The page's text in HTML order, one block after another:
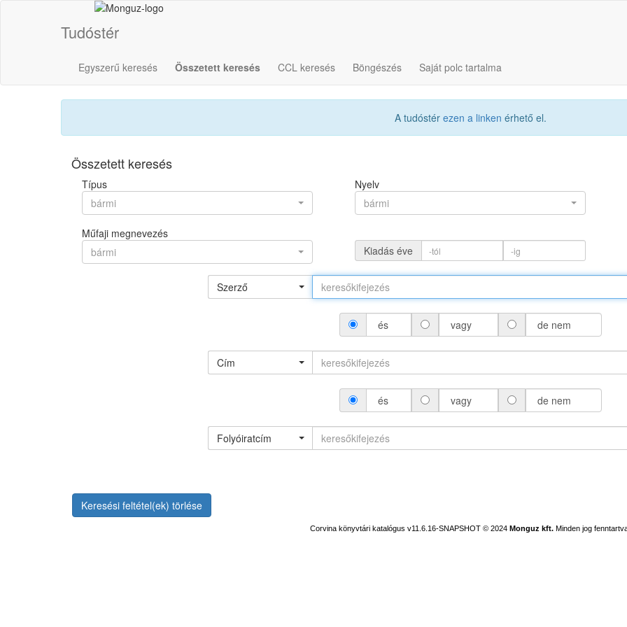
Tudóstér
Egyszerű keresés Összetett keresés CCL keresés Böngészés Saját polc tartalma
A tudóstér ezen a linken érhető el.
Összetett keresés
Típus
bármi
Nyelv
bármi
Műfaji megnevezés
bármi
Kiadás éve
Szerző
és vagy de nem
Cím
és vagy de nem
Folyóiratcím
Keresési feltétel(ek) törlése
Corvina könyvtári katalógus v11.6.16-SNAPSHOT © 2024 Monguz kft. Minden jog